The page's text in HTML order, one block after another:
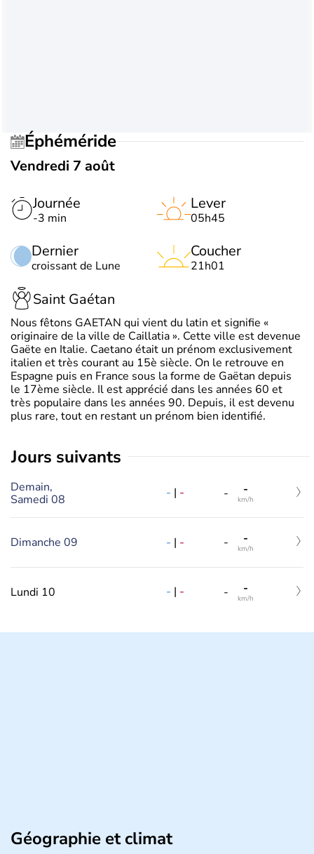
Éphéméride
Vendredi 7 août
Journée
-3 min
Dernier
croissant de Lune
Lever
05h45
Coucher
21h01
Saint Gaétan
Nous fêtons GAETAN qui vient du latin et signifie «
originaire de la ville de Caillatia ». Cette ville est devenue
Gaëte en Italie. Caetano était un prénom exclusivement
italien et très courant au 15è siècle. On le retrouve en
Espagne puis en France sous la forme de Gaëtan depuis
le 17ème siècle. Il est apprécié dans les années 60 et
très populaire dans les années 90. Depuis, il est devenu
plus rare, tout en restant un prénom bien identifié.
jours suivants
Demain,
Samedi 08
- | - - -
km/h
Dimanche 09 - | - - -
km/h
Lundi 10 - | - - -
km/h
Géographie et climat